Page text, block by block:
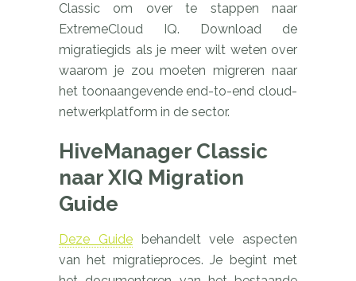
Classic om over te stappen naar
ExtremeCloud IQ. Download de
migratiegids als je meer wilt weten over
waarom je zou moeten migreren naar
het toonaangevende end-to-end cloud-
netwerkplatform in de sector.
HiveManager Classic
naar XIQ Migration
Guide
Deze Guidebehandelt vele aspecten
van het migratieproces. Je begint met